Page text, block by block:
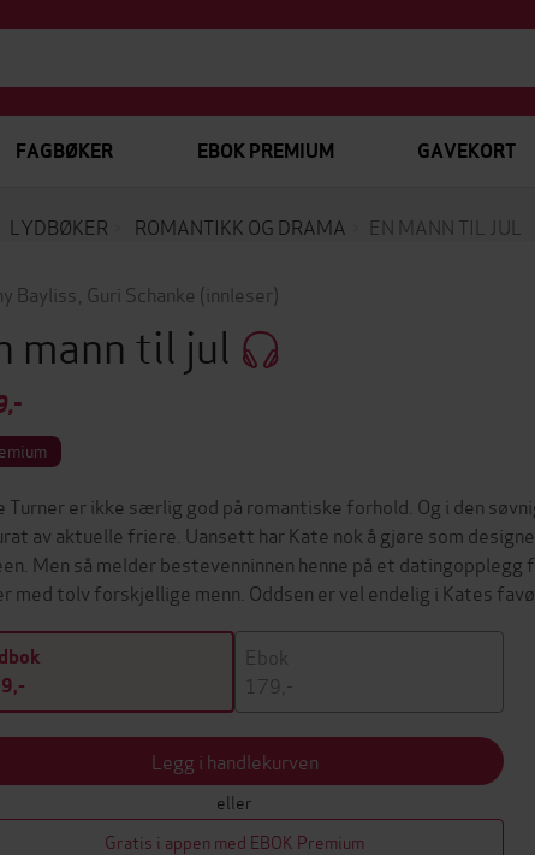
FAGBØKER EBOK PREMIUM GAVEKORT
LYDBØKER ROMANTIKK OG DRAMA EN MANN TIL JUL
Bayliss Guri Schanke (innleser)
mann til jul
Turner er ikke særlig god på romantiske forhold. Og i den
av aktuelle friere. Uansett har Kate nok å gjøre som
Men så melder bestevenninnen henne på et
med tolv forskjellige menn. Oddsen er vel endelig i Kates
Ebok
179,-
Legg i handlekurven
eller
Gratis i appen med EBOK Premium